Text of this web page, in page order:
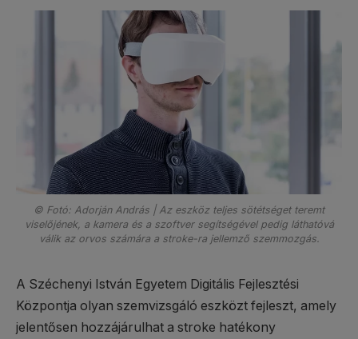
© Fotó: Adorján András | Az eszköz teljes sötétséget teremt
viselőjének, a kamera és a szoftver segítségével pedig láthatóvá
válik az orvos számára a stroke-ra jellemző szemmozgás.
A Széchenyi István Egyetem Digitális Fejlesztési
Központja olyan szemvizsgáló eszközt fejleszt, amely
jelentősen hozzájárulhat a stroke hatékony